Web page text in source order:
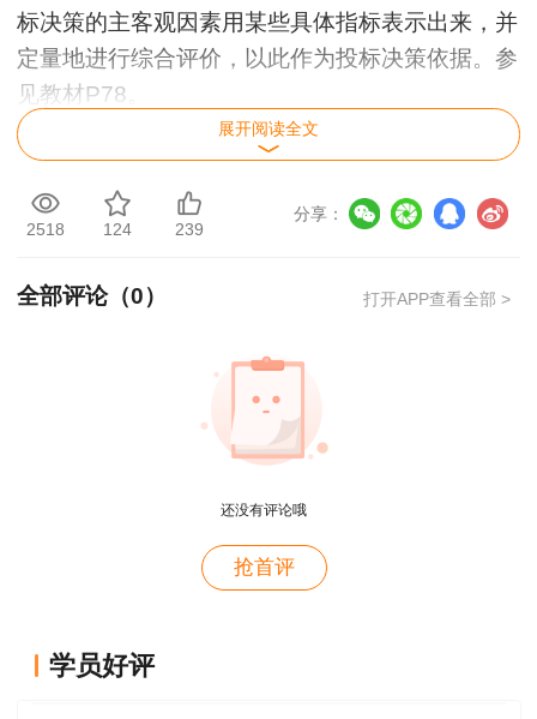
标决策的主客观因素用某些具体指标表示出来，并
定量地进行综合评价，以此作为投标决策依据。参
见教材P78。
22.按照建设工程规模大小和所委托的工程监
理工作服务内容的复杂程度，以建设投资的一定比
例计取监理费用的方法是（ ）。
A.费率计费法
D.服务内容计量法
【解析】本题考查的是建设工程监理费用计取
一般情况下，工程规模越大，建设投资越多，计算
展开阅读全文
2518 124 239
分享：
全部评论（0） 打开APP查看全部 >
还没有评论哦
抢首评
学员好评
概论就学习了十几天81分，感谢唐老师！
这哪儿是老师啊。保姆式教学。教学从各种角度综合